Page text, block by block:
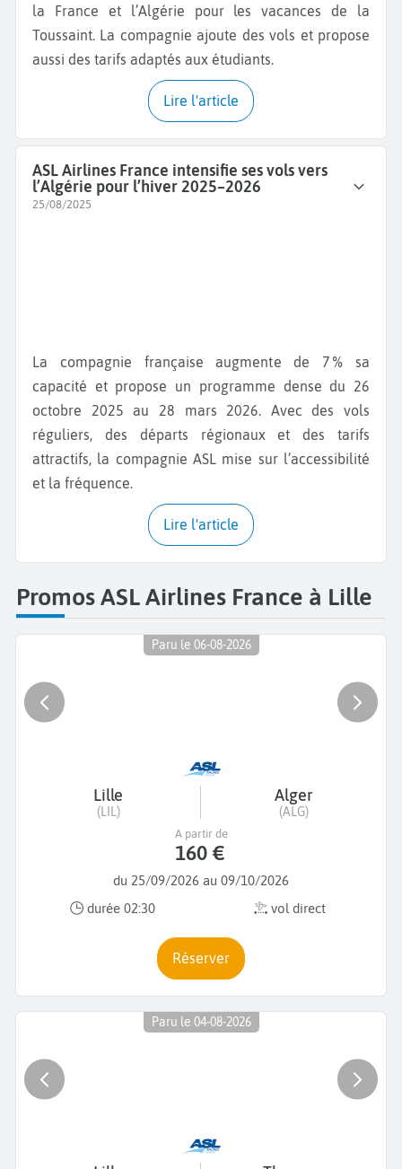
la France et l’Algérie pour les vacances de la
Toussaint. La compagnie ajoute des vols et propose
aussi des tarifs adaptés aux étudiants.
Lire l'article
ASL Airlines France intensifie ses vols vers
l’Algérie pour l’hiver 2025–2026
25/08/2025
La compagnie française augmente de 7 % sa
capacité et propose un programme dense du 26
octobre 2025 au 28 mars 2026. Avec des vols
réguliers, des départs régionaux et des tarifs
attractifs, la compagnie ASL mise sur l’accessibilité
et la fréquence.
Lire l'article
Promos ASL Airlines France à Lille
Paru le 06-08-2026
Lille
(LIL)
Alger
(ALG)
du 25/09/2026 au 09/10/2026
durée 02:30
vol direct
A partir de
160 €
Réserver
Paru le 04-08-2026